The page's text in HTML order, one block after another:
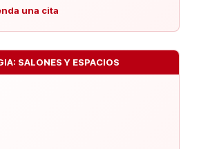
una cita
SALONES Y ESPACIOS